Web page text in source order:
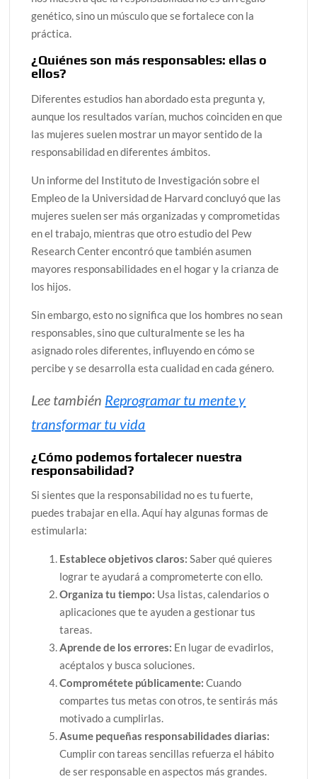
genético, sino un músculo que se fortalece con la
práctica.
¿Quiénes son más responsables: ellas o
ellos?
Diferentes estudios han abordado esta pregunta y,
aunque los resultados varían, muchos coinciden en que
las mujeres suelen mostrar un mayor sentido de la
responsabilidad en diferentes ámbitos.
Un informe del Instituto de Investigación sobre el
Empleo de la Universidad de Harvard concluyó que las
mujeres suelen ser más organizadas y comprometidas
en el trabajo, mientras que otro estudio del Pew
Research Center encontró que también asumen
mayores responsabilidades en el hogar y la crianza de
los hijos.
Sin embargo, esto no significa que los hombres no sean
responsables, sino que culturalmente se les ha
asignado roles diferentes, influyendo en cómo se
percibe y se desarrolla esta cualidad en cada género.
Lee también Reprogramar tu mente y
transformar tu vida
¿Cómo podemos fortalecer nuestra
responsabilidad?
Si sientes que la responsabilidad no es tu fuerte,
puedes trabajar en ella. Aquí hay algunas formas de
estimularla:
Establece objetivos claros: Saber qué quieres
lograr te ayudará a comprometerte con ello.
Organiza tu tiempo: Usa listas, calendarios o
aplicaciones que te ayuden a gestionar tus
tareas.
Aprende de los errores: En lugar de evadirlos,
acéptalos y busca soluciones.
Comprométete públicamente: Cuando
compartes tus metas con otros, te sentirás más
motivado a cumplirlas.
Asume pequeñas responsabilidades diarias:
Cumplir con tareas sencillas refuerza el hábito
de ser responsable en aspectos más grandes.